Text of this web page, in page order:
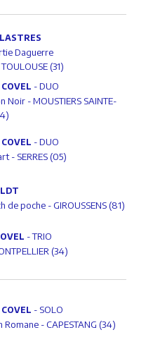
Daguerre
(31)
- DUO
Noir - MOUSTIERS SAINTE-
- DUO
- SERRES (05)
de poche - GIROUSSENS (81)
- TRIO
(34)
- SOLO
Romane - CAPESTANG (34)